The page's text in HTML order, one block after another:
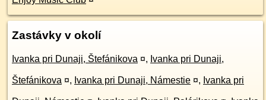
Zastávky v okolí
Ivanka pri Dunaji, Štefánikova ¤, Ivanka pri Dunaji,
Štefánikova ¤, Ivanka pri Dunaji, Námestie ¤, Ivanka pri